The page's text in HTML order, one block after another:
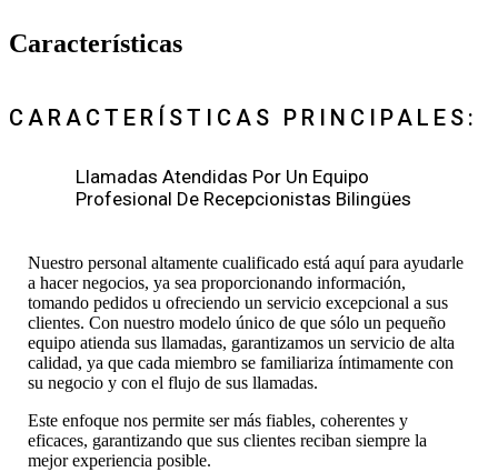
Características
CARACTERÍSTICAS PRINCIPALES:
Llamadas Atendidas Por Un Equipo
Profesional De Recepcionistas Bilingües
Nuestro personal altamente cualificado está aquí para ayudarle
a hacer negocios, ya sea proporcionando información,
tomando pedidos u ofreciendo un servicio excepcional a sus
clientes. Con nuestro modelo único de que sólo un pequeño
equipo atienda sus llamadas, garantizamos un servicio de alta
calidad, ya que cada miembro se familiariza íntimamente con
su negocio y con el flujo de sus llamadas.
Este enfoque nos permite ser más fiables, coherentes y
eficaces, garantizando que sus clientes reciban siempre la
mejor experiencia posible.